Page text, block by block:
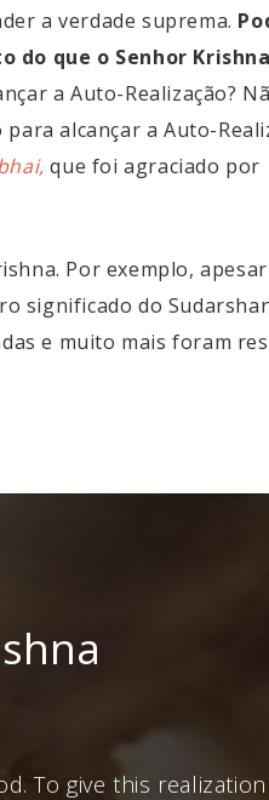
a verdade suprema.
que o Senhor
a Auto-Realização?
alcançar a Auto-
que foi agraciado por
Por exemplo,
significado do
e muito mais foram
To give this